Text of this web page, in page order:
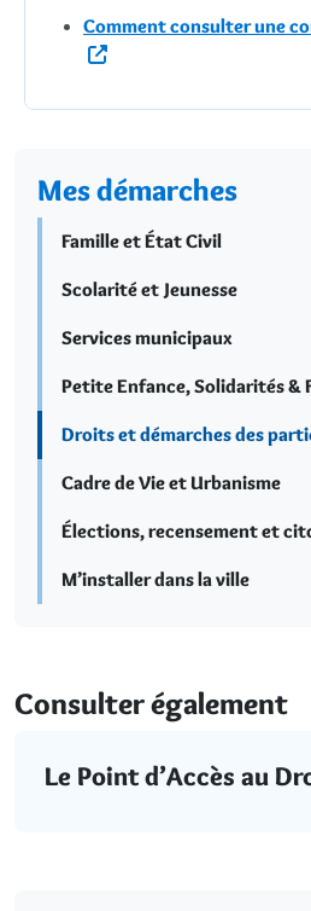
Comment consulter une
Mes démarches
Famille et État Civil
Scolarité et Jeunesse
Services municipaux
Petite Enfance, Solidarités &
Droits et démarches des
Cadre de Vie et Urbanisme
Élections, recensement et
M’installer dans la ville
Consulter également
Le Point d’Accès au